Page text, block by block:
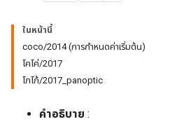
ในหน้านี้
coco/2014 (การกำหนดค่าเริ่มต้น)
โคโค่/2017
โกโก้/2017_panoptic
คำอธิบาย :